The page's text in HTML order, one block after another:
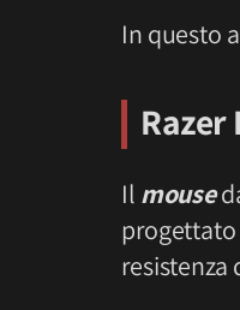
In questo
Il mouse
progettato
resistenza